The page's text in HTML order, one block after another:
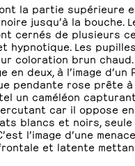
la partie supérieure
jusqu’à la bouche.
cernés de plusieurs
hypnotique. Les
coloration brun chaud.
en deux, à l’image d’un
pendante rose prête
un caméléon
car il oppose
blancs et noirs,
l’image d’une
et latente